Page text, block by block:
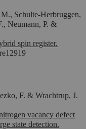
Schulte-Herbruggen,
Neumann, P. &
spin register.
F. & Wrachtrup, J.
vacancy defect
state detection.